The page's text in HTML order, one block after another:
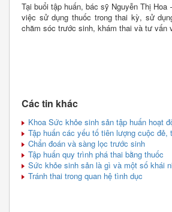
Tại buổi tập huấn, bác sỹ Nguyễn Thị
việc sử dụng thuốc trong thai kỳ, sử
chăm sóc trước sinh, khám thai và tư vấn
Các tin khác
Khoa Sức khỏe sinh sản tập huấn hoạt
Tập huấn các yếu tố tiên lượng cuộc
Chẩn đoán và sàng lọc trước sinh
Tập huấn quy trình phá thai bằng thuốc
Sức khỏe sinh sản là gì và một số khái
Tránh thai trong quan hệ tình dục